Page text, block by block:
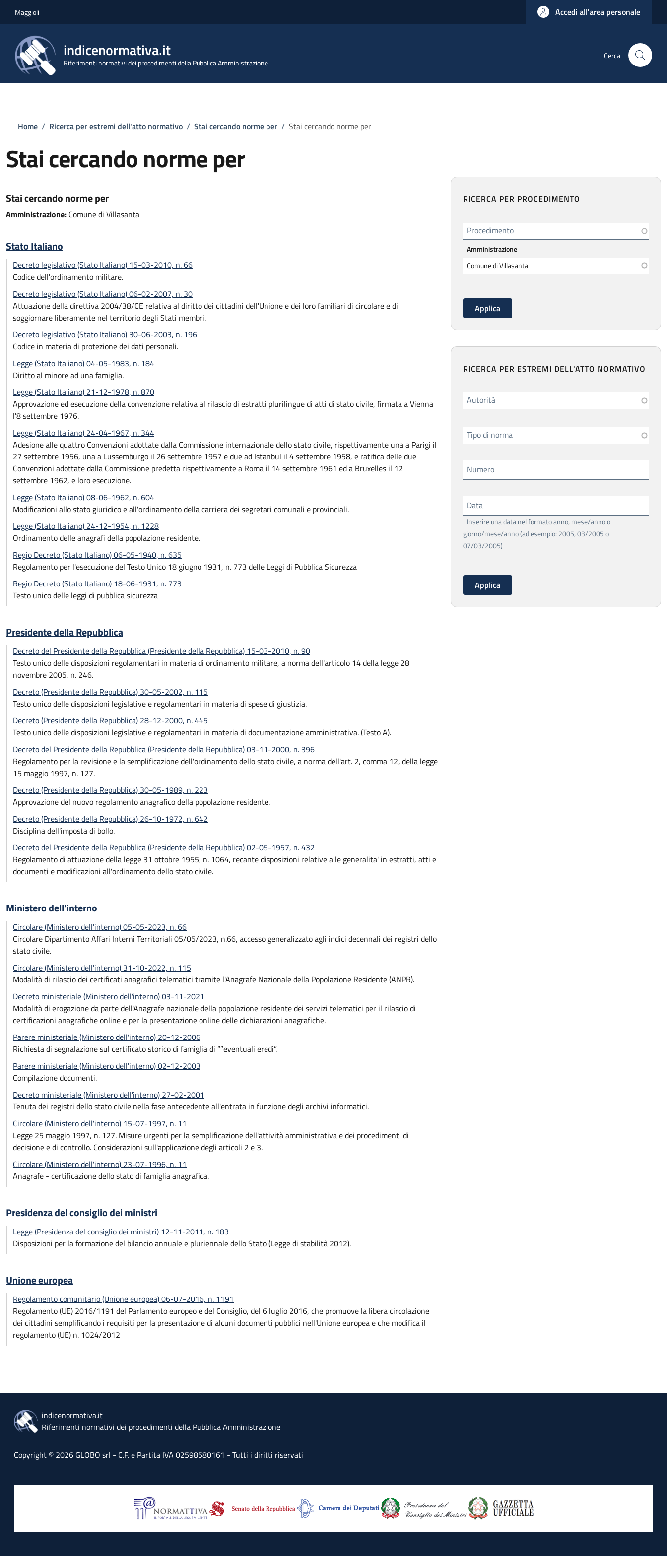
Maggioli Accedi all'area personale
indicenormativa.it
Riferimenti normativi dei procedimenti della Pubblica Amministrazione
Cerca
Briciole di pane
Home / Ricerca per estremi dell'atto normativo / Stai cercando norme per / Stai cercando norme per
Stai cercando norme per
Stai cercando norme per
Amministrazione: Comune di Villasanta
Stato Italiano
Decreto legislativo (Stato Italiano) 15-03-2010, n. 66
Codice dell'ordinamento militare.
Decreto legislativo (Stato Italiano) 06-02-2007, n. 30
Attuazione della direttiva 2004/38/CE relativa al diritto dei cittadini dell'Unione e dei loro familiari di circolare e di
soggiornare liberamente nel territorio degli Stati membri.
Decreto legislativo (Stato Italiano) 30-06-2003, n. 196
Codice in materia di protezione dei dati personali.
Legge (Stato Italiano) 04-05-1983, n. 184
Diritto al minore ad una famiglia.
Legge (Stato Italiano) 21-12-1978, n. 870
Approvazione ed esecuzione della convenzione relativa al rilascio di estratti plurilingue di atti di stato civile, firmata a Vienna
l'8 settembre 1976.
Legge (Stato Italiano) 24-04-1967, n. 344
Adesione alle quattro Convenzioni adottate dalla Commissione internazionale dello stato civile, rispettivamente una a Parigi il
27 settembre 1956, una a Lussemburgo il 26 settembre 1957 e due ad Istanbul il 4 settembre 1958, e ratifica delle due
Convenzioni adottate dalla Commissione predetta rispettivamente a Roma il 14 settembre 1961 ed a Bruxelles il 12
settembre 1962, e loro esecuzione.
Legge (Stato Italiano) 08-06-1962, n. 604
Modificazioni allo stato giuridico e all'ordinamento della carriera dei segretari comunali e provinciali.
Legge (Stato Italiano) 24-12-1954, n. 1228
Ordinamento delle anagrafi della popolazione residente.
Regio Decreto (Stato Italiano) 06-05-1940, n. 635
Regolamento per l'esecuzione del Testo Unico 18 giugno 1931, n. 773 delle Leggi di Pubblica Sicurezza
Regio Decreto (Stato Italiano) 18-06-1931, n. 773
Testo unico delle leggi di pubblica sicurezza
Presidente della Repubblica
Decreto del Presidente della Repubblica (Presidente della Repubblica) 15-03-2010, n. 90
Testo unico delle disposizioni regolamentari in materia di ordinamento militare, a norma dell'articolo 14 della legge 28
novembre 2005, n. 246.
Decreto (Presidente della Repubblica) 30-05-2002, n. 115
Testo unico delle disposizioni legislative e regolamentari in materia di spese di giustizia.
Decreto (Presidente della Repubblica) 28-12-2000, n. 445
Testo unico delle disposizioni legislative e regolamentari in materia di documentazione amministrativa. (Testo A).
Decreto del Presidente della Repubblica (Presidente della Repubblica) 03-11-2000, n. 396
Regolamento per la revisione e la semplificazione dell'ordinamento dello stato civile, a norma dell'art. 2, comma 12, della legge
15 maggio 1997, n. 127.
Decreto (Presidente della Repubblica) 30-05-1989, n. 223
Approvazione del nuovo regolamento anagrafico della popolazione residente.
Decreto (Presidente della Repubblica) 26-10-1972, n. 642
Disciplina dell'imposta di bollo.
Decreto del Presidente della Repubblica (Presidente della Repubblica) 02-05-1957, n. 432
Regolamento di attuazione della legge 31 ottobre 1955, n. 1064, recante disposizioni relative alle generalita' in estratti, atti e
documenti e modificazioni all'ordinamento dello stato civile.
Ministero dell'interno
Circolare (Ministero dell'interno) 05-05-2023, n. 66
Circolare Dipartimento Affari Interni Territoriali 05/05/2023, n.66, accesso generalizzato agli indici decennali dei registri dello
stato civile.
Circolare (Ministero dell'interno) 31-10-2022, n. 115
Modalità di rilascio dei certificati anagrafici telematici tramite l'Anagrafe Nazionale della Popolazione Residente (ANPR).
Decreto ministeriale (Ministero dell'interno) 03-11-2021
Modalità di erogazione da parte dell'Anagrafe nazionale della popolazione residente dei servizi telematici per il rilascio di
certificazioni anagrafiche online e per la presentazione online delle dichiarazioni anagrafiche.
Parere ministeriale (Ministero dell'interno) 20-12-2006
Richiesta di segnalazione sul certificato storico di famiglia di “”eventuali eredi”.
Parere ministeriale (Ministero dell'interno) 02-12-2003
Compilazione documenti.
Decreto ministeriale (Ministero dell'interno) 27-02-2001
Tenuta dei registri dello stato civile nella fase antecedente all'entrata in funzione degli archivi informatici.
Circolare (Ministero dell'interno) 15-07-1997, n. 11
Legge 25 maggio 1997, n. 127. Misure urgenti per la semplificazione dell'attività amministrativa e dei procedimenti di
decisione e di controllo. Considerazioni sull'applicazione degli articoli 2 e 3.
Circolare (Ministero dell'interno) 23-07-1996, n. 11
Anagrafe - certificazione dello stato di famiglia anagrafica.
Presidenza del consiglio dei ministri
Legge (Presidenza del consiglio dei ministri) 12-11-2011, n. 183
Disposizioni per la formazione del bilancio annuale e pluriennale dello Stato (Legge di stabilità 2012).
Unione europea
Regolamento comunitario (Unione europea) 06-07-2016, n. 1191
Regolamento (UE) 2016/1191 del Parlamento europeo e del Consiglio, del 6 luglio 2016, che promuove la libera circolazione
dei cittadini semplificando i requisiti per la presentazione di alcuni documenti pubblici nell'Unione europea e che modifica il
regolamento (UE) n. 1024/2012
RICERCA PER PROCEDIMENTO
Procedimento
Amministrazione
RICERCA PER ESTREMI DELL'ATTO NORMATIVO
Autorità
Tipo di norma
Numero
Data
Inserire una data nel formato anno, mese/anno o
giorno/mese/anno (ad esempio: 2005, 03/2005 o
07/03/2005)
indicenormativa.it
Riferimenti normativi dei procedimenti della Pubblica Amministrazione
Copyright © 2026 GLOBO srl - C.F. e Partita IVA 02598580161 - Tutti i diritti riservati